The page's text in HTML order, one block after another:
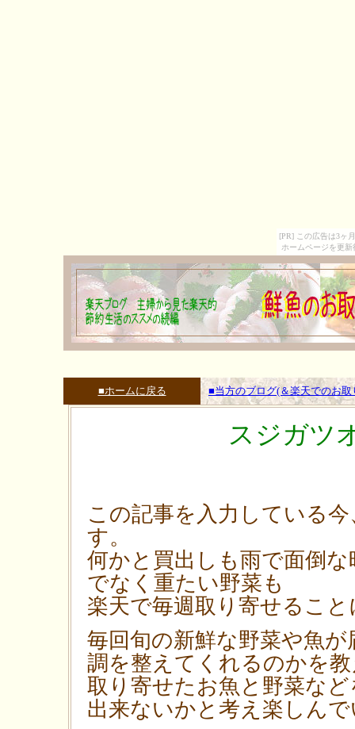
[PR] この広告は3ヶ
ホームページを更
■ホームに戻る ■当方のブログ(＆楽天でのお
スジガツ
この記事を入力している
す。
何かと買出しも雨で面倒
でなく重たい野菜も
楽天で毎週取り寄せるこ
毎回旬の新鮮な野菜や魚
調を整えてくれるのかを
取り寄せたお魚と野菜な
出来ないかと考え楽しん